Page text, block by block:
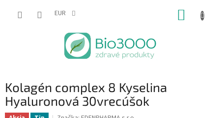
EUR
Kolagén complex 8 Kyselina
Hyaluronová 30vrecúšok